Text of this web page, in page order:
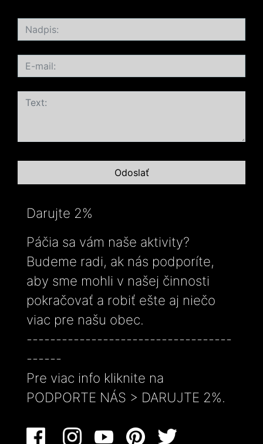
Darujte 2%
Páčia sa vám naše aktivity?
Budeme radi, ak nás podporíte,
aby sme mohli v našej činnosti
pokračovať a robiť ešte aj niečo
viac pre našu obec.
-----------------------------------
------
Pre viac info kliknite na
PODPORTE NÁS > DARUJTE 2%.